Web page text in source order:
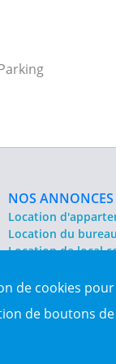
de cookies
de boutons
NOS
Location
Location du bureau
Location de local